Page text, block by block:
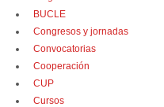
BUCLE
Congresos y jornadas
Convocatorias
Cooperación
CUP
Cursos